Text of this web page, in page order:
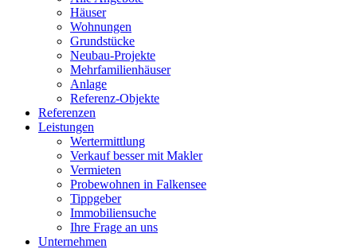
Häuser
Wohnungen
Grundstücke
Neubau-Projekte
Mehrfamilienhäuser
Anlage
Referenz-Objekte
Referenzen
Leistungen
Wertermittlung
Verkauf besser mit Makler
Vermieten
Probewohnen in Falkensee
Tippgeber
Immobiliensuche
Ihre Frage an uns
Unternehmen